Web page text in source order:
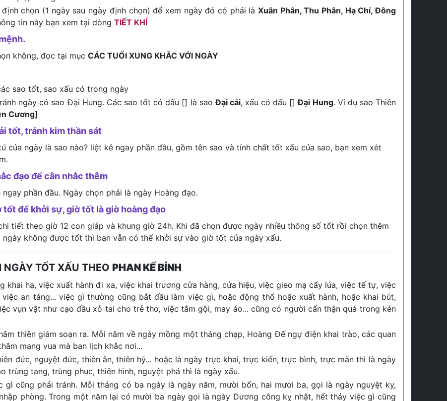
chọn (1 ngày sau ngày định chọn) để xem ngày đó có phải là Xuân Phân, Thu Phân, Hạ Chí, Đông
tin này bạn xem tại dòng TIẾT KHÍ
không, đọc tại mục CÁC TUỔI XUNG KHẮC VỚI NGÀY
sao tốt, sao xấu có trong ngày
ngày có sao Đại Hung. Các sao tốt có dấu [] là saoĐại cái, xấu có dấu []Đại Hung. Ví dụ sao Thiên
Cương]
tốt, tránh kim thần sát
của ngày là sao nào? liệt kê ngay phần đầu, gồm tên sao và tính chất tốt xấu của sao, bạn xem xét
đạo để cân nhắc thêm
phần đầu. Ngày chọn phải là ngày Hoàng đạo.
để khởi sự, giờ tốt là giờ hoàng đạo
tiết theo giờ 12 con giáp và khung giờ 24h. Khi đã chọn được ngày nhiều thông số tốt rồi chọn thêm
không được tốt thì bạn vẫn có thể khởi sự vào giờ tốt của ngày xấu.
TỐT XẤU THEO PHAN KẾ BÍNH
khai hạ, việc xuất hành đi xa, việc khai trương cửa hàng, cửa hiệu, việc gieo mạ cấy lúa, việc tế tự, việc
an táng... việc gì thường cũng bắt đầu làm việc gì, hoặc động thổ hoặc xuất hành, hoặc khai bút,
vụn vặt như cạo đầu xỏ tai cho trẻ thơ, việc tắm gội, may áo... cũng có người cẩn thận quá trong kén
thiên giám soạn ra. Mỗi năm về ngày mồng một tháng chạp, Hoàng Đế ngự điện khai trào, các quan
mạng vua mà ban lịch khắc nơi...
đức, nguyệt đức, thiên ân, thiên hỷ... hoặc là ngày trực khai, trực kiến, trực bình, trực mãn thì là ngày
trùng tang, trùng phục, thiên hình, nguyệt phá thì là ngày xấu.
gì cũng phải tránh. Mỗi tháng có ba ngày là ngày năm, mười bốn, hai mươi ba, gọi là ngày nguyệt kỵ,
phòng. Trong một năm lại có mười ba ngày gọi là ngày Dương công kỵ nhật, hết thảy việc gì cũng